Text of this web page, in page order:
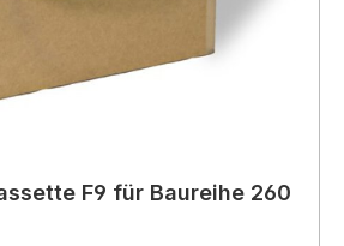
F9 für Baureihe 260